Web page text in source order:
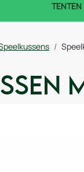
TENTEN